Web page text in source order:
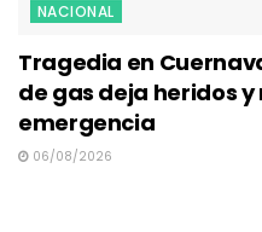
NACIONAL
Tragedia en
de gas deja heridos
emergencia
06/08/2026